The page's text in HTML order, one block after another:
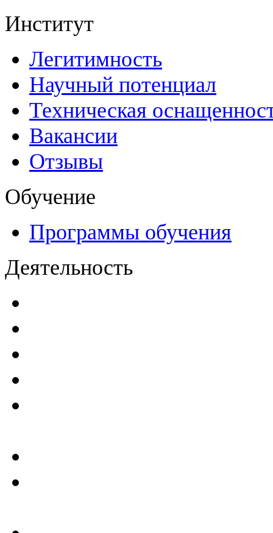
Институт
Легитимность
Научный потенциал
Техническая
Вакансии
Отзывы
Обучение
Программы обучения
Деятельность